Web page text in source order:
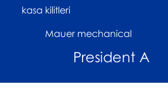
kasa kilitleri
Mauer mechanical
President A